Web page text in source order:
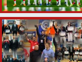
Sualtı Sporları
Tekvando